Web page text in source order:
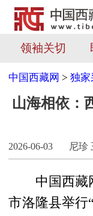
领袖关切
中国西藏网 >独家
山海相依：
2026-06-03 尼珍
中国西
市洛隆县举行